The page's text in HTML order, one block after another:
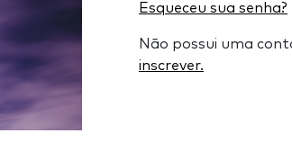
Esqueceu sua senha?
Não possui uma
inscrever.